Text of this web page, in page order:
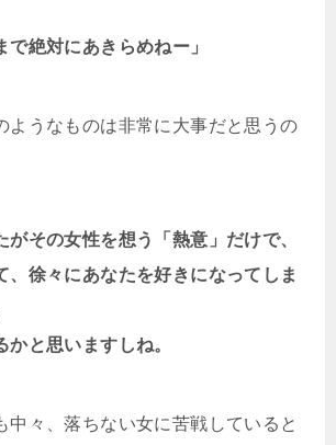
で絶対にあきらめねー」
ようなものは非常に大事だと思うの
がその女性を想う「熱意」だけで、
、徐々にあなたを好きになってしま
と思いますしね。
中々、落ちない女に苦戦していると